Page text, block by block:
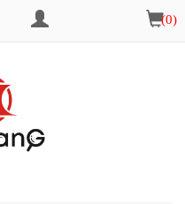
會
員
中
購
物
車
(0)